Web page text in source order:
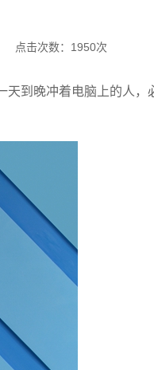
点击次数：1950次
到晚冲着电脑上的人